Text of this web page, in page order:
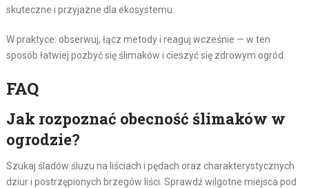
skuteczne i przyjazne dla ekosystemu.
W praktyce: obserwuj, łącz metody i reaguj wcześnie — w ten
sposób łatwiej pozbyć się ślimaków i cieszyć się zdrowym ogród.
FAQ
Jak rozpoznać obecność ślimaków w
ogrodzie?
Szukaj śladów śluzu na liściach i pędach oraz charakterystycznych
dziur i postrzępionych brzegów liści. Sprawdź wilgotne miejsca pod